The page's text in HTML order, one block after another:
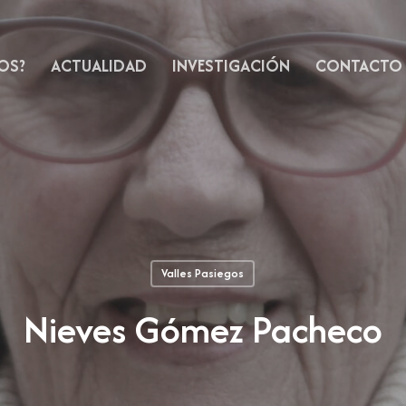
ACTUALIDAD INVESTIGACIÓN CONTACTO
Valles Pasiegos
Nieves Gómez Pacheco